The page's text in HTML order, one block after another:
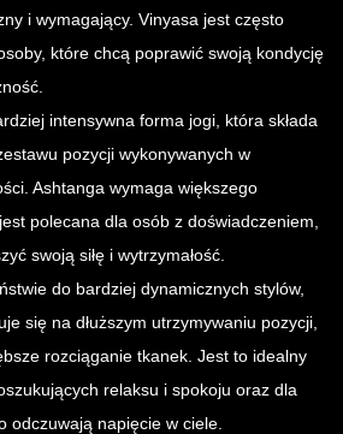
i wymagający. Vinyasa jest często
które chcą poprawić swoją kondycję
intensywna forma jogi, która składa
pozycji wykonywanych w
Ashtanga wymaga większego
polecana dla osób z doświadczeniem,
swoją siłę i wytrzymałość.
do bardziej dynamicznych stylów,
się na dłuższym utrzymywaniu pozycji,
rozciąganie tkanek. Jest to idealny
relaksu i spokoju oraz dla
odczuwają napięcie w ciele.